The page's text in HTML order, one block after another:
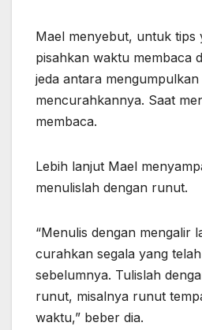
Mael menyebut, untuk tips
pisahkan waktu membaca
jeda antara
mencurahkannya. Saat
membaca.
Lebih lanjut Mael
menulislah dengan runut.
“Menulis dengan mengalir
curahkan segala yang
sebelumnya. Tulislah
runut, misalnya runut
waktu,” beber dia.